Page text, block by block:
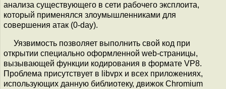
анализа существующего в сети рабочего эксплоита,
который применялся злоумышленниками для
совершения атак (0-day).
Уязвимость позволяет выполнить свой код при
открытии специально оформленной web-страницы,
вызывающей функции кодирования в формате VP8.
Проблема присутствует в libvpx и всех приложениях,
использующих данную библиотеку, движок Chromium